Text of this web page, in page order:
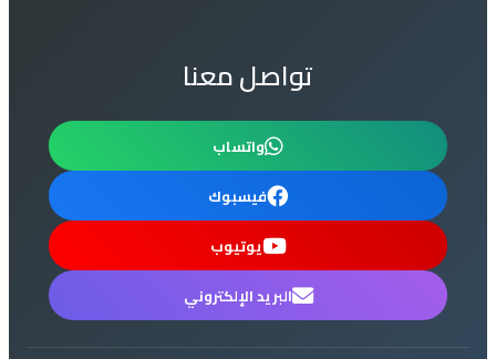
تواصل معنا
واتساب
فيسبوك
يوتيوب
البريد الإلكتروني